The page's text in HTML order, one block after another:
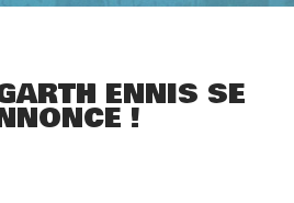
ENNIS SE
!